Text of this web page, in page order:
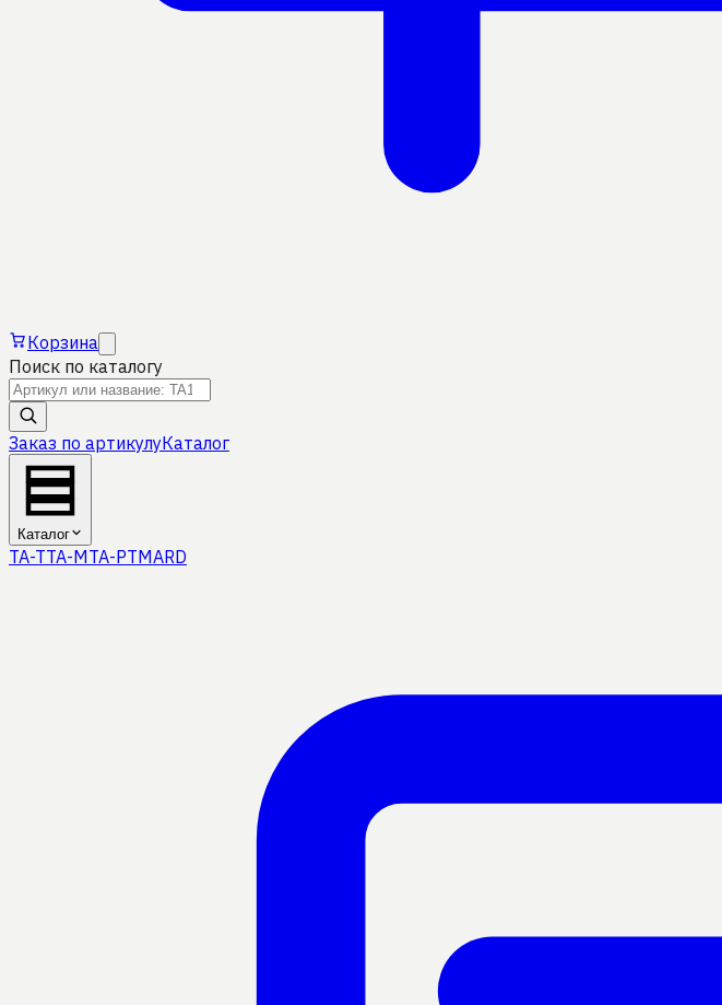
Корзина
Поиск по каталогу
Заказ по артикулуКаталог
Каталог
TA-TTA-MTA-PTMARD